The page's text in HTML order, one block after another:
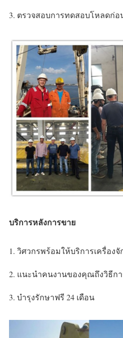
3. ตรวจสอบการทดสอบโหลดก่อ
บริการหลังการขาย
1. วิศวกรพร้อมให้บริการเครื่อง
2. แนะนำคนงานของคุณถึงวิธีกา
3. บำรุงรักษาฟรี 24 เดือน